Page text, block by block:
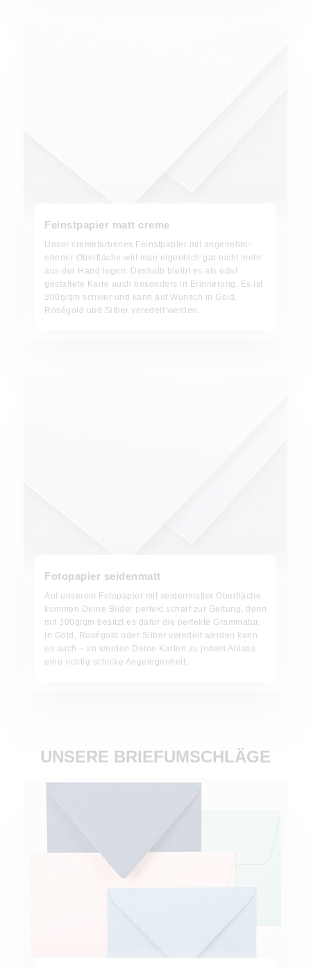
Feinstpapier matt creme
Unser cremefarbenes Feinstpapier mit angenehm-
ebener Oberfläche will man eigentlich gar nicht mehr
aus der Hand legen. Deshalb bleibt es als edel
gestaltete Karte auch besonders in Erinnerung. Es ist
300g/qm schwer und kann auf Wunsch in Gold,
Roségold und Silber veredelt werden.
Fotopapier seidenmatt
Auf unserem Fotopapier mit seidenmatter Oberfläche
kommen Deine Bilder perfekt scharf zur Geltung, denn
mit 300g/qm besitzt es dafür die perfekte Grammatur.
In Gold, Roségold oder Silber veredelt werden kann
es auch – so werden Deine Karten zu jedem Anlass
eine richtig schicke Angelegenheit.
UNSERE BRIEFUMSCHLÄGE